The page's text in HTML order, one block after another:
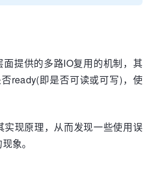
提供的多路IO复用的机制，其
ready(即是否可读或可写)，使
现原理，从而发现一些使用误
象。